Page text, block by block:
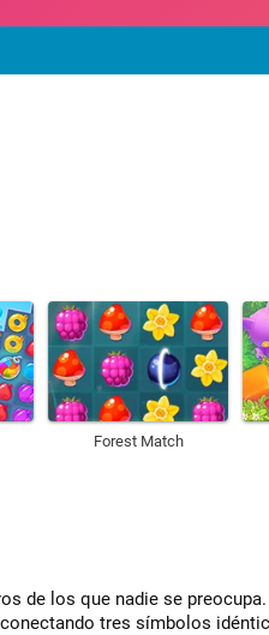
Forest Match
de los que nadie se preocupa.
tres símbolos